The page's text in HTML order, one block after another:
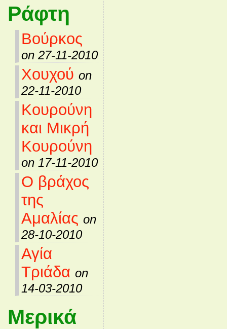
Ράφτη
Βούρκος
on 27-11-2010
Χουχού on
22-11-2010
Κουρούνη
και Μικρή
Κουρούνη
on 17-11-2010
Ο βράχος
της
Αμαλίας on
28-10-2010
Αγία
Τριάδα on
14-03-2010
Μερικά